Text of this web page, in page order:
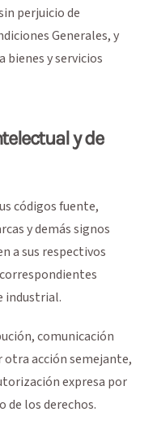
perjuicio de
Generales, y
bienes y servicios
y de
códigos fuente,
y demás signos
a sus respectivos
industrial.
comunicación
acción semejante,
expresa por
de los derechos.